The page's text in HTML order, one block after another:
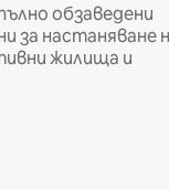
обзаведени
за настаняване
жилища и